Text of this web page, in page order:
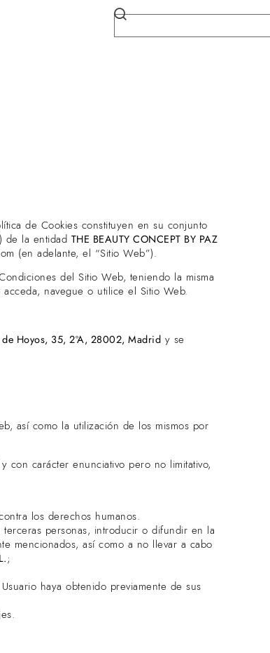
de Cookies constituyen en su conjunto
de la entidad THE BEAUTY CONCEPT BY PAZ
(en adelante, el “Sitio Web”).
del Sitio Web, teniendo la misma
navegue o utilice el Sitio Web.
Hoyos, 35, 2ºA, 28002, Madrid y se
así como la utilización de los mismos por
con carácter enunciativo pero no limitativo,
los derechos humanos.
personas, introducir o difundir en la
mencionados, así como a no llevar a cabo
;
haya obtenido previamente de sus